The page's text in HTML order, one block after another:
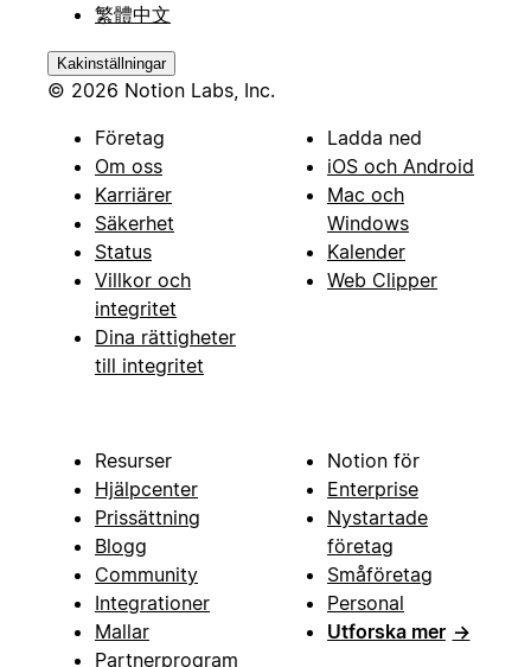
繁體中文
Kakinställningar
© 2026 Notion Labs, Inc.
Företag
Om oss
Karriärer
Säkerhet
Status
Villkor och
integritet
Dina rättigheter
till integritet
Ladda ned
iOS och Android
Mac och
Windows
Kalender
Web Clipper
Resurser
Hjälpcenter
Prissättning
Blogg
Community
Integrationer
Mallar
Partnerprogram
Notion för
Enterprise
Nystartade
företag
Småföretag
Personal
Utforska mer →